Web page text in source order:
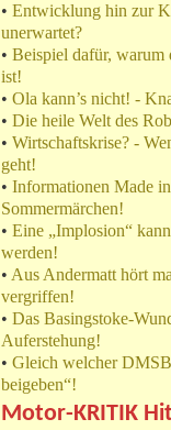
• Entwicklung hin zur
unerwartet?
• Beispiel dafür, warum
ist!
• Ola kann’s nicht! -
• Die heile Welt des
• Wirtschaftskrise? -
geht!
• Informationen Made
Sommermärchen!
• Eine „Implosion“
werden!
• Aus Andermatt hört
vergriffen!
• Das Basingstoke-
Auferstehung!
• Gleich welcher
beigeben“!
Motor-KRITIK